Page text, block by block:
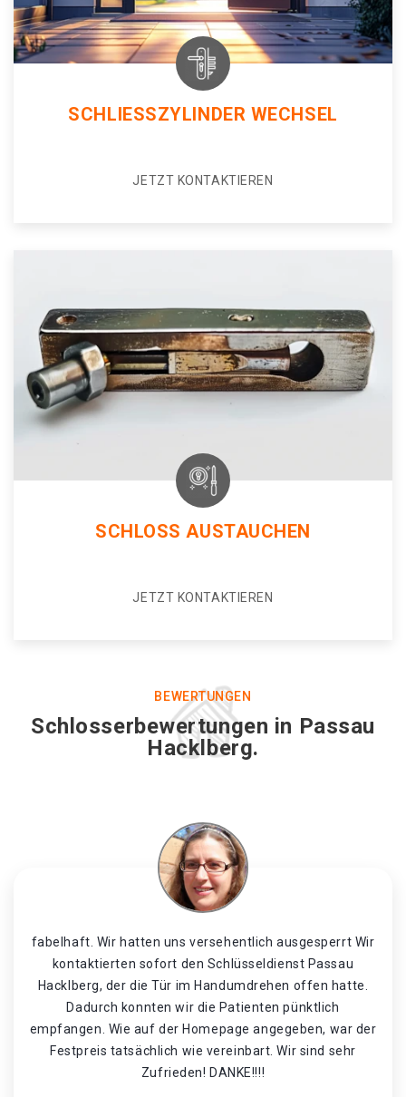
SCHLIESSZYLINDER WECHSEL
JETZT KONTAKTIEREN
SCHLOSS AUSTAUCHEN
JETZT KONTAKTIEREN
BEWERTUNGEN
Schlosserbewertungen in Passau
Hacklberg.
fabelhaft. Wir hatten uns versehentlich ausgesperrt Wir
kontaktierten sofort den Schlüsseldienst Passau
Hacklberg, der die Tür im Handumdrehen offen hatte.
Dadurch konnten wir die Patienten pünktlich
empfangen. Wie auf der Homepage angegeben, war der
Festpreis tatsächlich wie vereinbart. Wir sind sehr
Zufrieden! DANKE!!!!